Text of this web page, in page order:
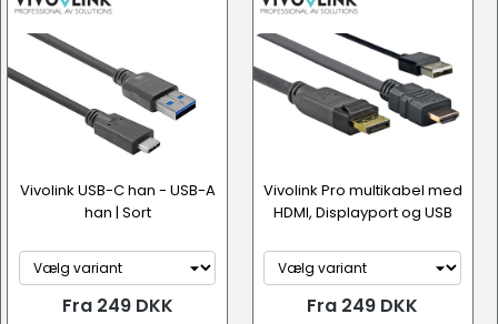
Vivolink USB-C han - USB-A
han | Sort
Fra 249 DKK
Vivolink Pro multikabel med
HDMI, Displayport og USB
Fra 249 DKK